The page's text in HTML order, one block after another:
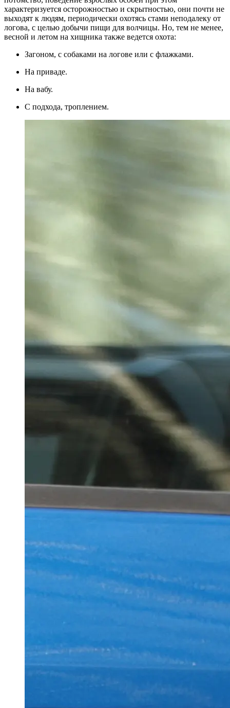
характеризуется осторожностью и скрытностью, они почти не
выходят к людям, периодически охотясь стами неподалеку от
логова, с целью добычи пищи для волчицы. Но, тем не менее,
весной и летом на хищника также ведется охота:
Загоном, с собаками на логове или с флажками.
На приваде.
На вабу.
С подхода, троплением.